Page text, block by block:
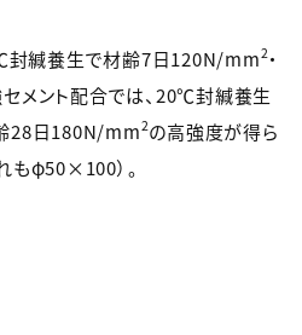
封緘養生で材齢7日120N/mm2・
セメント配合では、20℃封緘養生
28日180N/mm2の高強度が得ら
もφ50×100）。